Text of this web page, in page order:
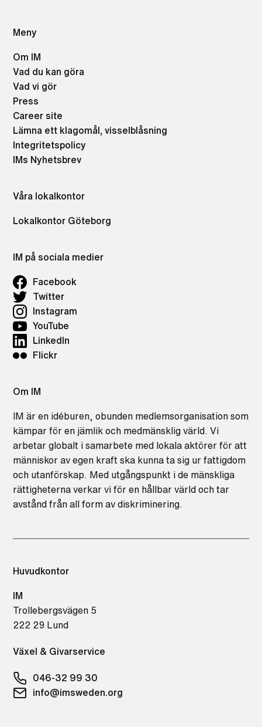
Meny
Om IM
Vad du kan göra
Vad vi gör
Press
Career site
Lämna ett klagomål, visselblåsning
Integritetspolicy
IMs Nyhetsbrev
Våra lokalkontor
Lokalkontor Göteborg
IM på sociala medier
Facebook
Twitter
Instagram
YouTube
LinkedIn
Flickr
Om IM
IM är en idéburen, obunden medlemsorganisation som
kämpar för en jämlik och medmänsklig värld. Vi
arbetar globalt i samarbete med lokala aktörer för att
människor av egen kraft ska kunna ta sig ur fattigdom
och utanförskap. Med utgångspunkt i de mänskliga
rättigheterna verkar vi för en hållbar värld och tar
avstånd från all form av diskriminering.
Huvudkontor
IM
Trollebergsvägen 5
222 29 Lund
Växel & Givarservice
046-32 99 30
info@imsweden.org